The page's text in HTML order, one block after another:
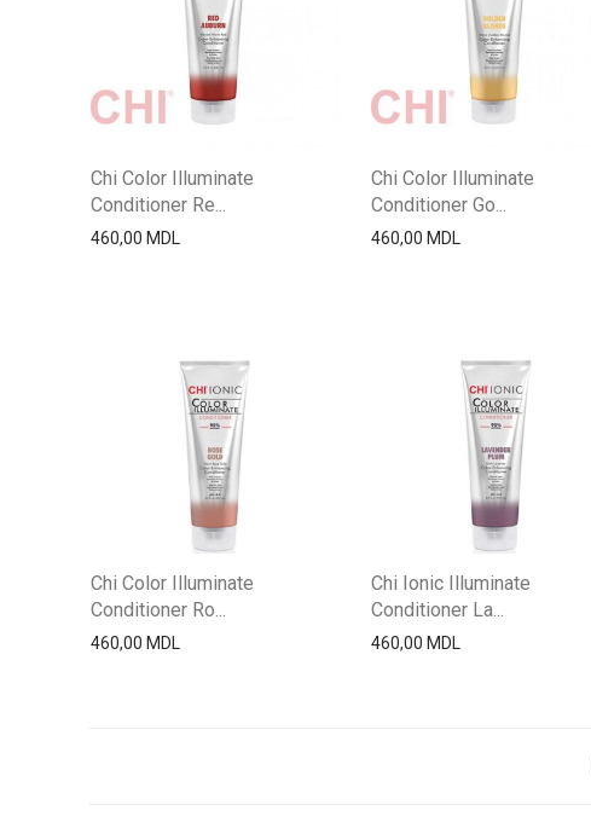
Chi Color Illuminate
Conditioner Re...
460,00 MDL
Chi Color Illuminate
Conditioner Go...
460,00 MDL
Chi Color Illuminate
Conditioner Ro...
460,00 MDL
Chi Ionic Illuminate
Conditioner La...
460,00 MDL